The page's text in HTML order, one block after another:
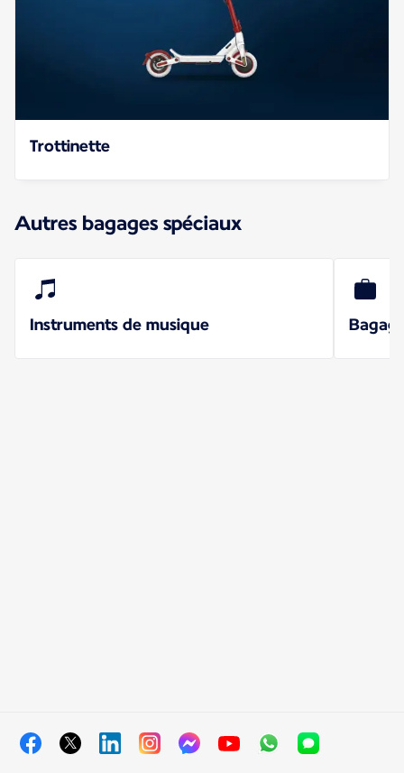
Trottinette
Autres bagages spéciaux
Instruments de musique